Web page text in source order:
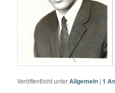
Veröffentlicht unterAllgemein |1